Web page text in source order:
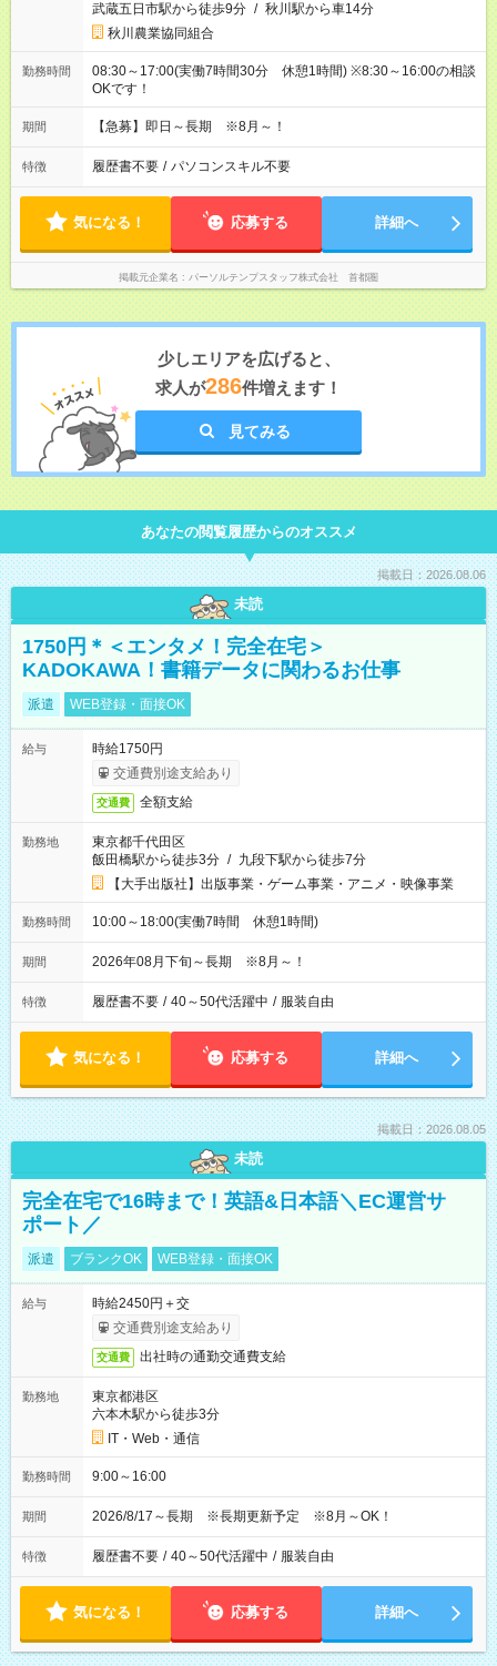
武蔵五日市駅から徒歩9分 / 秋川駅から車14分
秋川農業協同組合
勤務時間
08:30～17:00(実働7時間30分 休憩1時間) ※8:30～16:00の相談
OKです！
期間 【急募】即日～長期 ※8月～！
特徴 履歴書不要 / パソコンスキル不要
気になる！ 応募する 詳細へ
掲載元企業名 パーソルテンプスタッフ株式会社 首都圏
少しエリアを広げると、
求人が286件増えます！
見てみる
あなたの閲覧履歴からのオススメ
掲載日：2026.08.06
未読
1750円＊＜エンタメ！完全在宅＞
KADOKAWA！書籍データに関わるお仕事
派遣 WEB登録・面接OK
給与
時給1750円
交通費別途支給あり
交通費 全額支給
勤務地
東京都千代田区
飯田橋駅から徒歩3分 / 九段下駅から徒歩7分
【大手出版社】出版事業・ゲーム事業・アニメ・映像事業
勤務時間 10:00～18:00(実働7時間 休憩1時間)
期間 2026年08月下旬～長期 ※8月～！
特徴 履歴書不要 / 40～50代活躍中 / 服装自由
気になる！ 応募する 詳細へ
掲載日：2026.08.05
未読
完全在宅で16時まで！英語&日本語＼EC運営サ
ポート／
派遣 ブランクOK WEB登録・面接OK
給与
時給2450円＋交
交通費別途支給あり
交通費 出社時の通勤交通費支給
勤務地
東京都港区
六本木駅から徒歩3分
IT・Web・通信
勤務時間 9:00～16:00
期間 2026/8/17～長期 ※長期更新予定 ※8月～OK！
特徴 履歴書不要 / 40～50代活躍中 / 服装自由
気になる！ 応募する 詳細へ